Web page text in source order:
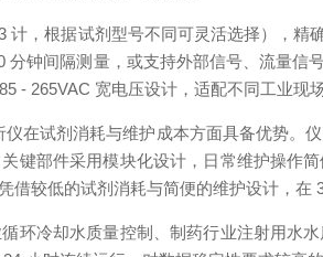
计，根据试剂型号不同可灵活选择），
钟间隔测量，或支持外部信号、流量
- 265VAC 宽电压设计，适配不同工业现
在试剂消耗与维护成本方面具备优势。
键部件采用模块化设计，日常维护操作
较低的试剂消耗与简便的维护设计，在
环冷却水质量控制、制药行业注射用水